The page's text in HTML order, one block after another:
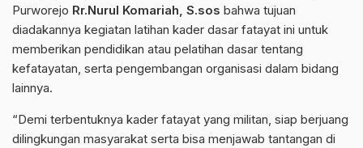
Purworejo Rr.Nurul Komariah, S.sos bahwa tujuan
diadakannya kegiatan latihan kader dasar fatayat ini untuk
memberikan pendidikan atau pelatihan dasar tentang
kefatayatan, serta pengembangan organisasi dalam bidang
lainnya.
“Demi terbentuknya kader fatayat yang militan, siap berjuang
dilingkungan masyarakat serta bisa menjawab tantangan di